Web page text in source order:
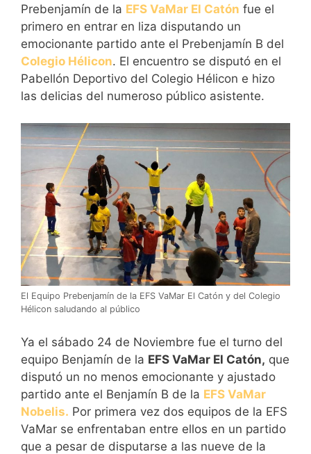
Prebenjamín de la EFS VaMar El Catón fue el
primero en entrar en liza disputando un
emocionante partido ante el Prebenjamín B del
Colegio Hélicon. El encuentro se disputó en el
Pabellón Deportivo del Colegio Hélicon e hizo
las delicias del numeroso público asistente.
El Equipo Prebenjamín de la EFS VaMar El Catón y del Colegio
Hélicon saludando al público
Ya el sábado 24 de Noviembre fue el turno del
equipo Benjamín de la EFS VaMar El Catón, que
disputó un no menos emocionante y ajustado
partido ante el Benjamín B de la EFS VaMar
Nobelis. Por primera vez dos equipos de la EFS
VaMar se enfrentaban entre ellos en un partido
que a pesar de disputarse a las nueve de la